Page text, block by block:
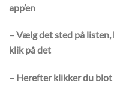
app’en
– Vælg det sted på
klik på det
– Herefter klikker du blot